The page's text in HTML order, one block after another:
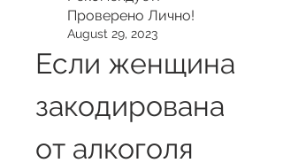
Проверено Лично!
August 29, 2023
Если женщина
закодирована
от алкоголя